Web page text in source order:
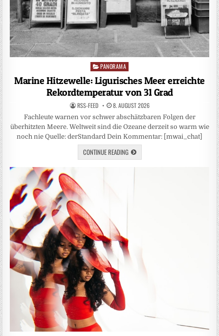
Posted
in
PANORAMA
Marine Hitzewelle: Ligurisches Meer erreichte
Rekordtemperatur von 31 Grad
RSS-FEED 8. AUGUST 2026
Fachleute warnen vor schwer abschätzbaren Folgen der
überhitzten Meere. Weltweit sind die Ozeane derzeit so warm wie
noch nie Quelle: derStandard Dein Kommentar: [mwai_chat]
CONTINUE READING